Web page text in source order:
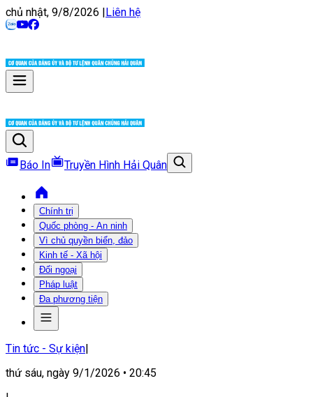
chủ nhật, 9/8/2026 |Liên hệ
Báo In Truyền Hình Hải Quân
Chính trị
Quốc phòng - An ninh
Vì chủ quyền biển, đảo
Kinh tế - Xã hội
Đối ngoại
Pháp luật
Đa phương tiện
Tin tức - Sự kiện|
thứ sáu, ngày 9/1/2026 • 20:45